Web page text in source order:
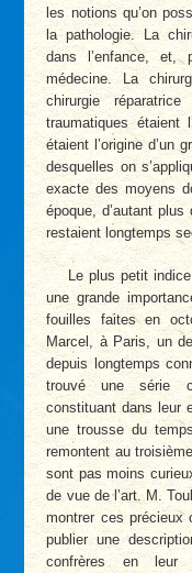
les notions qu’on
la pathologie. La
dans l’enfance, et,
médecine. La
chirurgie
traumatiques étaient
étaient l’origine d’un
desquelles on
exacte des moyens
époque, d’autant
restaient longtemps
Le plus petit
une grande
fouilles faites en
Marcel, à Paris, un
depuis longtemps
trouvé une série
constituant dans leur
une trousse du
remontent au
sont pas moins
de vue de l’art. M.
montrer ces précieux
publier une
confrères en leur